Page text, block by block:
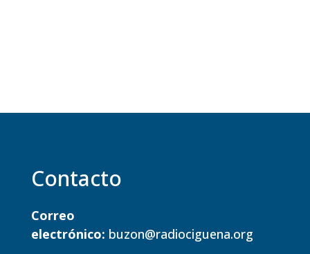
Contacto
Correo
electrónico: buzon@radiociguena.org